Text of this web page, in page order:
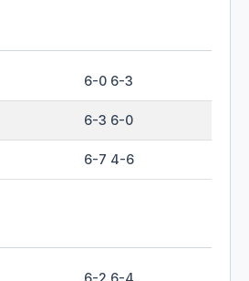
6-0 6-3
6-3 6-0
6-7 4-6
6-2 6-4